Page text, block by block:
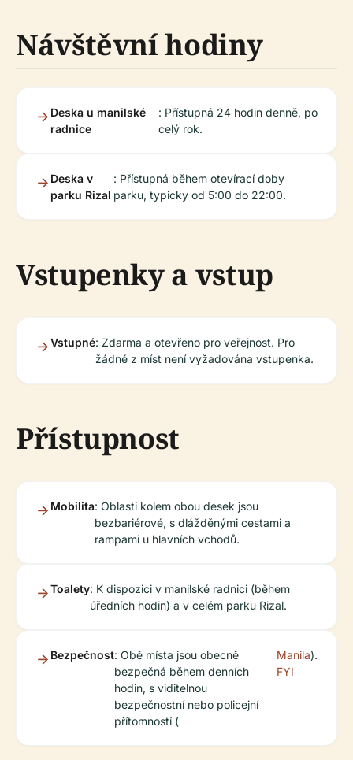
Návštěvní hodiny
Deska u manilské
radnice
: Přístupná 24 hodin denně, po
celý rok.
Deska v
parku Rizal
: Přístupná během otevírací doby
parku, typicky od 5:00 do 22:00.
Vstupenky a vstup
Vstupné: Zdarma a otevřeno pro veřejnost. Pro
žádné z míst není vyžadována vstupenka.
Přístupnost
Mobilita: Oblasti kolem obou desek jsou
bezbariérové, s dlážděnými cestami a
rampami u hlavních vchodů.
Toalety: K dispozici v manilské radnici (během
úředních hodin) a v celém parku Rizal.
Bezpečnost: Obě místa jsou obecně
bezpečná během denních
hodin, s viditelnou
bezpečnostní nebo policejní
přítomností (
Manila
FYI
).